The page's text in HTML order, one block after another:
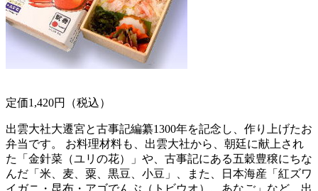
定価1,420円（税込）
出雲大社大遷宮と古事記編纂1300年を記念し、作り上げたお
弁当です。 お料理材料も、出雲大社から、朝廷に献上され
た「金針菜（ユリの花）」や、古事記にある五穀豊穣にちな
んだ「米、麦、粟、黒豆、小豆」、また、日本海産「紅ズワ